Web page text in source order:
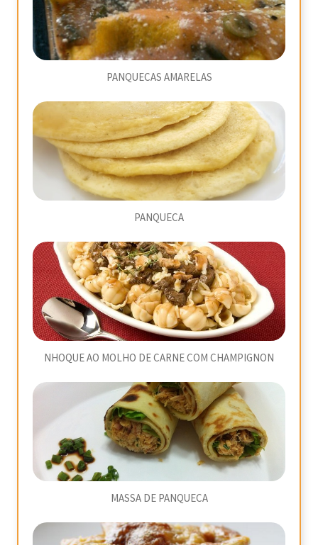
PANQUECAS AMARELAS
PANQUECA
NHOQUE AO MOLHO DE CARNE COM CHAMPIGNON
MASSA DE PANQUECA